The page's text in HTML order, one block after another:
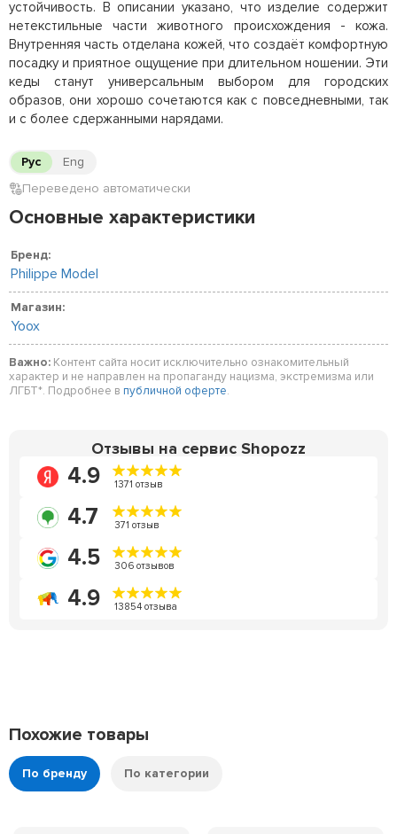
устойчивость. В описании указано, что изделие содержит
нетекстильные части животного происхождения - кожа.
Внутренняя часть отделана кожей, что создаёт комфортную
посадку и приятное ощущение при длительном ношении. Эти
кеды станут универсальным выбором для городских
образов, они хорошо сочетаются как с повседневными, так
и с более сдержанными нарядами.
Рус
Eng
Переведено автоматически
Основные характеристики
Бренд:
Philippe Model
Магазин:
Yoox
Важно: Контент сайта носит исключительно ознакомительный
характер и не направлен на пропаганду нацизма, экстремизма или
ЛГБТ*. Подробнее в публичной оферте.
Отзывы на сервис Shopozz
4.9 1371 отзыв
4.7 371 отзыв
4.5 306 отзывов
4.9 13854 отзыва
Похожие товары
По бренду По категории